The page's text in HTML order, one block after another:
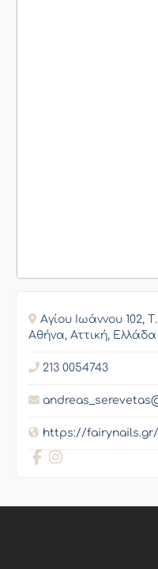
Αγίου Ιωάννου 102,
Αθήνα, Αττική, Ελλάδα
213 0054743
https://fairynails.gr/